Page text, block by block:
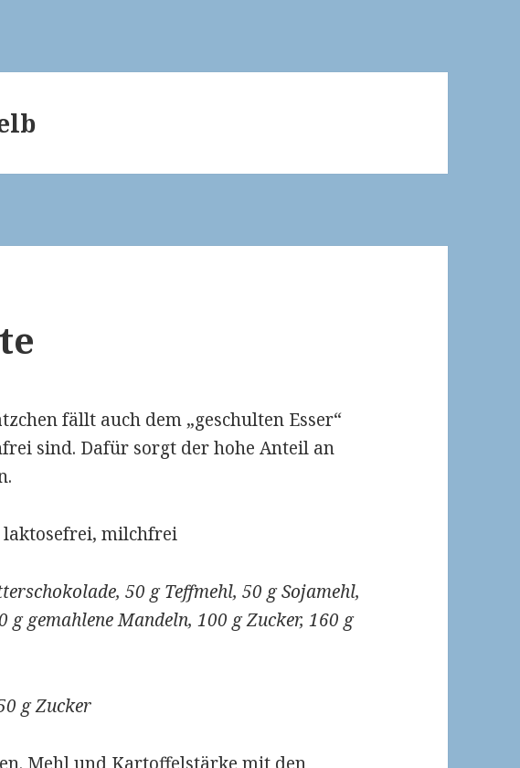
fällt auch dem „geschulten Esser“
sind. Dafür sorgt der hohe Anteil an
laktosefrei, milchfrei
50 g Teffmehl, 50 g Sojamehl,
gemahlene Mandeln, 100 g Zucker, 160 g
g Zucker